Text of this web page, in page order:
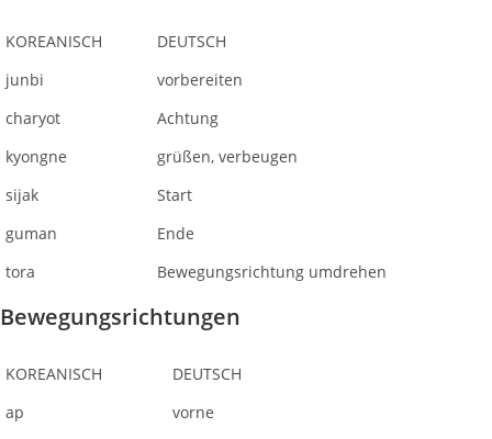
KOREANISCH
DEUTSCH
junbi
vorbereiten
charyot
Achtung
kyongne
grüßen, verbeugen
sijak
Start
guman
Ende
tora
Bewegungsrichtung umdrehen
Bewegungsrichtungen
KOREANISCH
DEUTSCH
ap
vorne